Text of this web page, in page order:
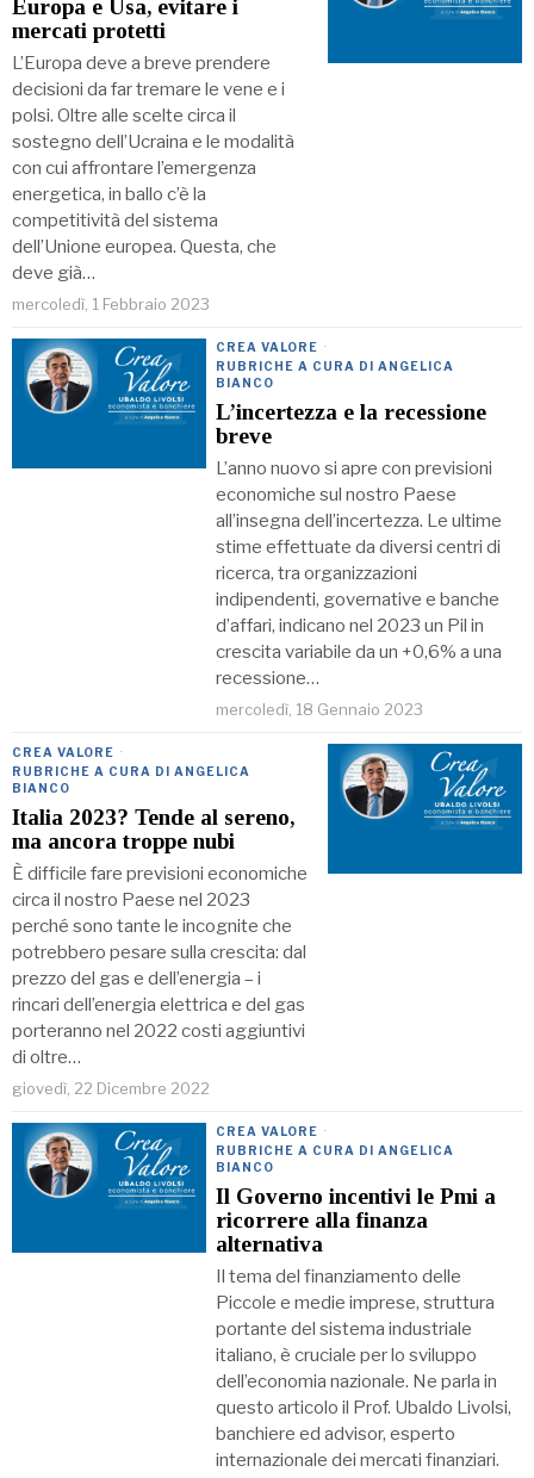
Europa e Usa, evitare i
mercati protetti
L’Europa deve a breve prendere
decisioni da far tremare le vene e i
polsi. Oltre alle scelte circa il
sostegno dell’Ucraina e le modalità
con cui affrontare l’emergenza
energetica, in ballo c’è la
competitività del sistema
dell’Unione europea. Questa, che
deve già…
mercoledì, 1 Febbraio 2023
CREA VALORE ·
RUBRICHE A CURA DI ANGELICA
BIANCO
L’incertezza e la recessione
breve
L’anno nuovo si apre con previsioni
economiche sul nostro Paese
all’insegna dell’incertezza. Le ultime
stime effettuate da diversi centri di
ricerca, tra organizzazioni
indipendenti, governative e banche
d’affari, indicano nel 2023 un Pil in
crescita variabile da un +0,6% a una
recessione…
mercoledì, 18 Gennaio 2023
CREA VALORE ·
RUBRICHE A CURA DI ANGELICA
BIANCO
Italia 2023? Tende al sereno,
ma ancora troppe nubi
È difficile fare previsioni economiche
circa il nostro Paese nel 2023
perché sono tante le incognite che
potrebbero pesare sulla crescita: dal
prezzo del gas e dell’energia – i
rincari dell’energia elettrica e del gas
porteranno nel 2022 costi aggiuntivi
di oltre…
giovedì, 22 Dicembre 2022
CREA VALORE ·
RUBRICHE A CURA DI ANGELICA
BIANCO
Il Governo incentivi le Pmi a
ricorrere alla finanza
alternativa
Il tema del finanziamento delle
Piccole e medie imprese, struttura
portante del sistema industriale
italiano, è cruciale per lo sviluppo
dell’economia nazionale. Ne parla in
questo articolo il Prof. Ubaldo Livolsi,
banchiere ed advisor, esperto
internazionale dei mercati finanziari.